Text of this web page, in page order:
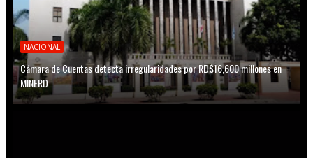
NACIONAL
Cámara de Cuentas detecta irregularidades por RD$16,600 millones en
MINERD